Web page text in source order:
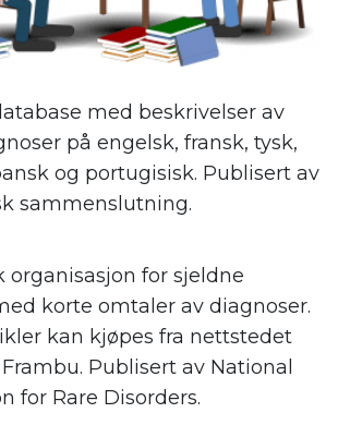
med beskrivelser av
på engelsk, fransk, tysk,
og portugisisk. Publisert av
sammenslutning.
organisasjon for sjeldne
korte omtaler av diagnoser.
kan kjøpes fra nettstedet
Publisert av National
for Rare Disorders.